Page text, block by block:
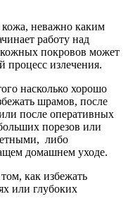
кожа, неважно каким
работу над
покровов может
процесс излечения.
насколько хорошо
шрамов, после
после оперативных
порезов или
либо
домашнем уходе.
как избежать
или глубоких